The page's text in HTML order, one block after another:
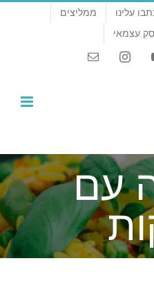
עלינו
ממליצים
עצמאי
YouTube
Instagram
Email
עם